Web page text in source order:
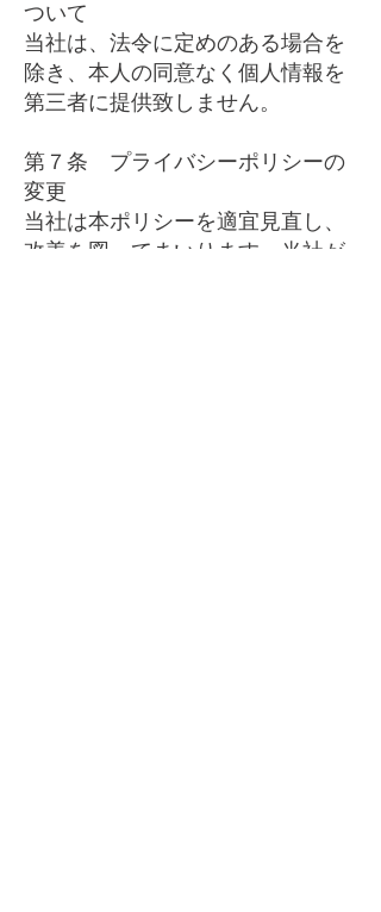
ついて
当社は、法令に定めのある場合を
除き、本人の同意なく個人情報を
第三者に提供致しません。
第７条 プライバシーポリシーの
変更
当社は本ポリシーを適宜見直し、
改善を図ってまいります。当社が